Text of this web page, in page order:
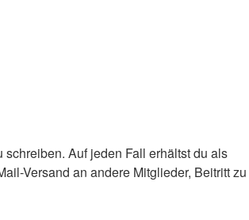
Auf jeden Fall erhältst du als
Versand an andere Mitglieder, Beitritt zu